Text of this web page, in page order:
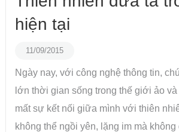
hiện tại
11/09/2015
Ngày nay, với công nghệ thông tin,
lớn thời gian sống trong thế giới ảo
mất sự kết nối giữa mình với thiên
không thể ngồi yên, lặng im mà không